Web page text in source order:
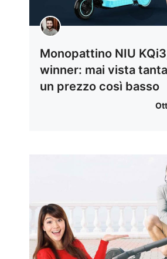
Monopattino NIU
winner: mai vista
un prezzo così basso